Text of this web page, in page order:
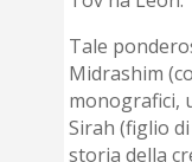
Tale
Midrashim
monografici,
Sirah (figlio
storia della